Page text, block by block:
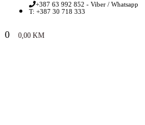
+387 63 992 852 - Viber / Whatsapp
T: +387 30 718 333
0 0,00 KM